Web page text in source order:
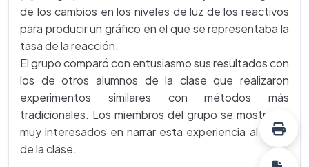
de los cambios en los niveles de luz de los reactivos
para producir un gráfico en el que se representaba la
tasa de la reacción.
El grupo comparó con entusiasmo sus resultados con
los de otros alumnos de la clase que realizaron
experimentos similares con métodos más
tradicionales. Los miembros del grupo se mostraron
muy interesados en narrar esta experiencia al resto
de la clase.